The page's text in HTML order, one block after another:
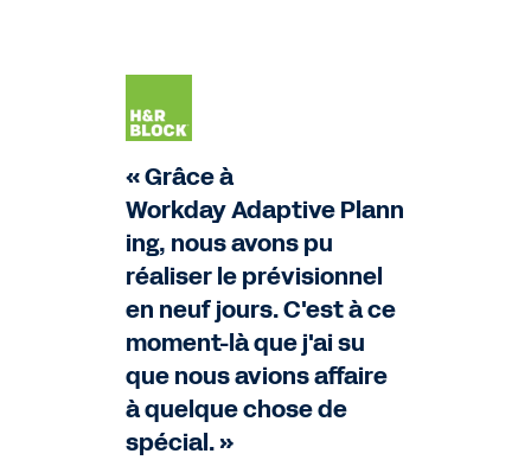
« Grâce à
Workday Adaptive Plann
ing, nous avons pu
réaliser le prévisionnel
en neuf jours. C'est à ce
moment-là que j'ai su
que nous avions affaire
à quelque chose de
spécial. »